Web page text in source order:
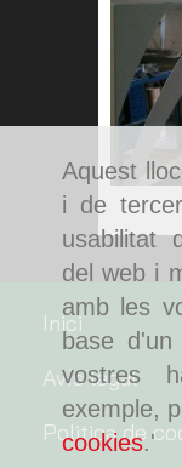
Aquest
i de
usabilitat
del web i
amb les
base
vostres
exemple,
cookies.'
Pintura
Inici
Avís legal
Politica de